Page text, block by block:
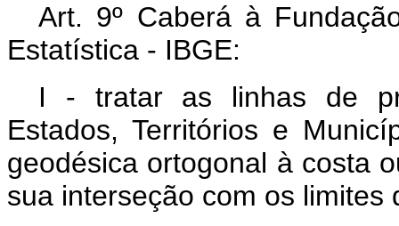
Art. 9º Caberá à
Estatística - IBGE:
I - tratar as linhas de
Estados, Territórios e
geodésica ortogonal à costa
sua interseção com os limites